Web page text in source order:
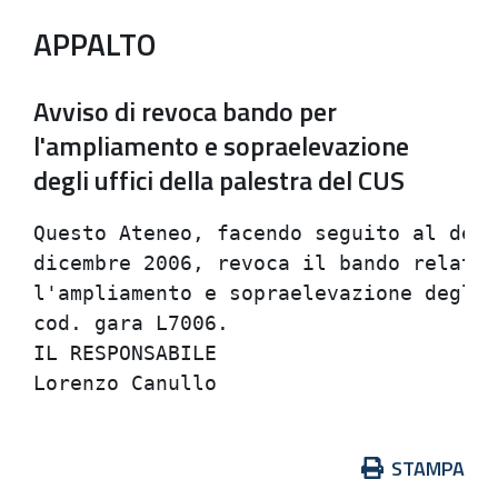
APPALTO
Avviso di revoca bando per
l'ampliamento e sopraelevazione
degli uffici della palestra del CUS
Questo Ateneo, facendo seguito al
dicembre 2006, revoca il bando
l'ampliamento e sopraelevazione
cod. gara L7006.
IL RESPONSABILE
STAMPA